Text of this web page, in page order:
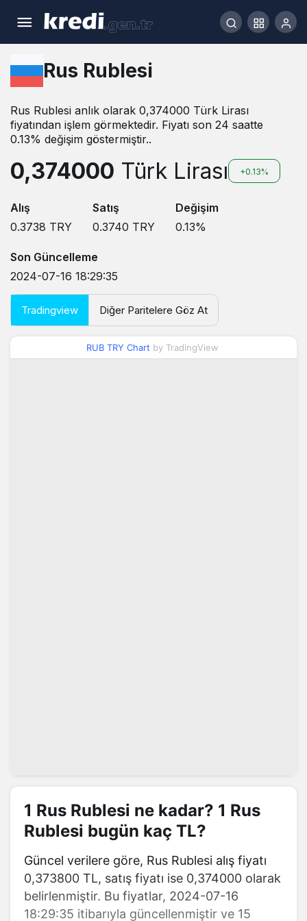
Rus Rublesi
Rus Rublesi anlık olarak 0,374000 Türk Lirası
fiyatından işlem görmektedir. Fiyatı son 24 saatte
0.13% değişim göstermiştir..
0,374000 Türk Lirası +0.13%
Alış
0.3738 TRY
Satış
0.3740 TRY
Değişim
0.13%
Son Güncelleme
2024-07-16 18:29:35
Tradingview Diğer Paritelere Göz At
RUB TRY Chart by TradingView
1 Rus Rublesi ne kadar? 1 Rus
Rublesi bugün kaç TL?
Güncel verilere göre, Rus Rublesi alış fiyatı
0,373800 TL, satış fiyatı ise 0,374000 olarak
belirlenmiştir. Bu fiyatlar, 2024-07-16
18:29:35 itibarıyla güncellenmiştir ve 15